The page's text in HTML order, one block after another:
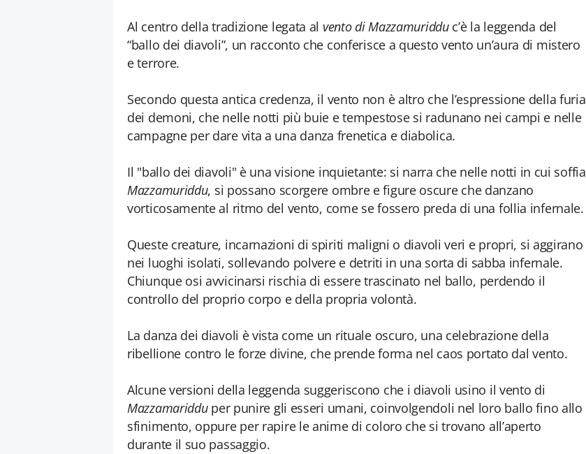
Al centro della tradizione legata al vento di Mazzamuridduc’è la leggenda del
“ballo dei diavoli”, un racconto che conferisce a questo vento un’aura di mistero
e terrore.
Secondo questa antica credenza, il vento non è altro che l’espressione della furia
dei demoni, che nelle notti più buie e tempestose si radunano nei campi e nelle
campagne per dare vita a una danza frenetica e diabolica.
Il "ballo dei diavoli" è una visione inquietante: si narra che nelle notti in cui soffia
Mazzamuriddu, si possano scorgere ombre e figure oscure che danzano
vorticosamente al ritmo del vento, come se fossero preda di una follia infernale.
Queste creature, incarnazioni di spiriti maligni o diavoli veri e propri, si aggirano
nei luoghi isolati, sollevando polvere e detriti in una sorta di sabba infernale.
Chiunque osi avvicinarsi rischia di essere trascinato nel ballo, perdendo il
controllo del proprio corpo e della propria volontà.
La danza dei diavoli è vista come un rituale oscuro, una celebrazione della
ribellione contro le forze divine, che prende forma nel caos portato dal vento.
Alcune versioni della leggenda suggeriscono che i diavoli usino il vento di
Mazzamaridduper punire gli esseri umani, coinvolgendoli nel loro ballo fino allo
sfinimento, oppure per rapire le anime di coloro che si trovano all’aperto
durante il suo passaggio.